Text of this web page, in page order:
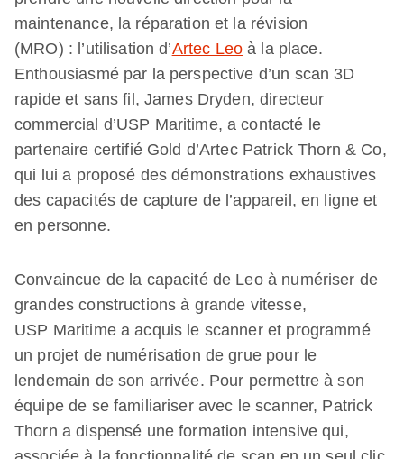
maintenance, la réparation et la révision
(MRO) : l’utilisation d’Artec Leoà la place.
Enthousiasmé par la perspective d’un scan 3D
rapide et sans fil, James Dryden, directeur
commercial d’USP Maritime, a contacté le
partenaire certifié Gold d’Artec Patrick Thorn & Co,
qui lui a proposé des démonstrations exhaustives
des capacités de capture de l’appareil, en ligne et
en personne.
Convaincue de la capacité de Leo à numériser de
grandes constructions à grande vitesse,
USP Maritime a acquis le scanner et programmé
un projet de numérisation de grue pour le
lendemain de son arrivée. Pour permettre à son
équipe de se familiariser avec le scanner, Patrick
Thorn a dispensé une formation intensive qui,